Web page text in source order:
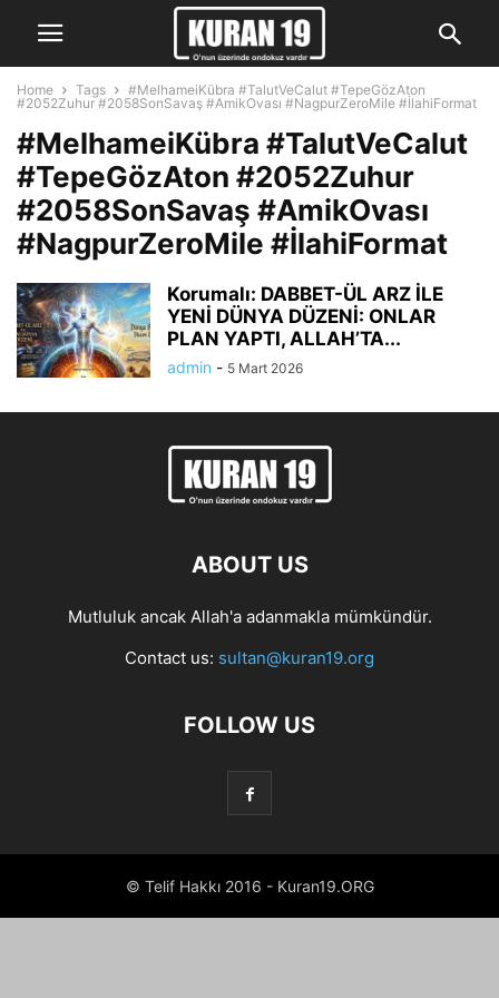
Home Tags
#MelhameiKübra #TalutVeCalut #TepeGözAton
#2052Zuhur #2058SonSavaş #AmikOvası #NagpurZeroMile #İlahiFormat
#MelhameiKübra #TalutVeCalut
#TepeGözAton #2052Zuhur
#2058SonSavaş #AmikOvası
#NagpurZeroMile #İlahiFormat
Korumalı: DABBET-ÜL ARZ İLE
YENİ DÜNYA DÜZENİ: ONLAR
PLAN YAPTI, ALLAH’TA...
admin - 5 Mart 2026
ABOUT US
Mutluluk ancak Allah'a adanmakla mümkündür.
Contact us: sultan@kuran19.org
FOLLOW US
© Telif Hakkı 2016 - Kuran19.ORG